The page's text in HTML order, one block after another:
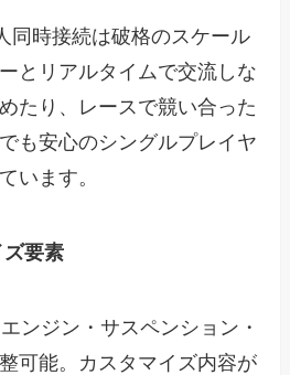
同時接続は破格のスケール
とリアルタイムで交流しな
たり、レースで競い合った
も安心のシングルプレイヤ
います。
要素
ンジン・サスペンション・
可能。カスタマイズ内容が